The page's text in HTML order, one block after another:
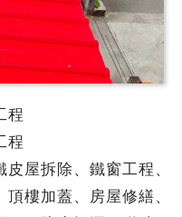
程
程
屋拆除、鐵窗工程、
樓加蓋、房屋修繕、